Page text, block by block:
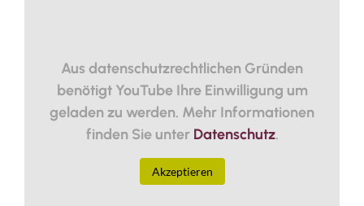
Aus datenschutzrechtlichen Gründen
benötigt YouTube Ihre Einwilligung um
geladen zu werden. Mehr Informationen
finden Sie unter Datenschutz.
Akzeptieren